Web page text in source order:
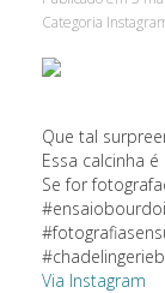
Categoria
Que tal
Essa calcinha
Se for
Via Instagram